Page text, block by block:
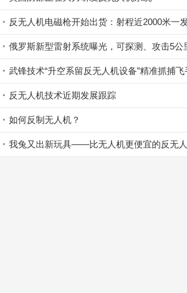
反无人机电磁枪开始出货：射程近2000米一
俄罗斯新型雷射系统曝光，可探测、攻击5公
武锋技术“升空系留反无人机设备”精准抓捕飞
反无人机技术近期发展跟踪
如何反制无人机？
我兔又出新玩具——比无人机更便宜的反无人